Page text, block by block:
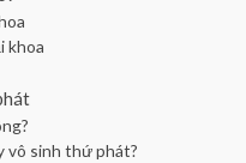
khoa
vô sinh thứ phát?